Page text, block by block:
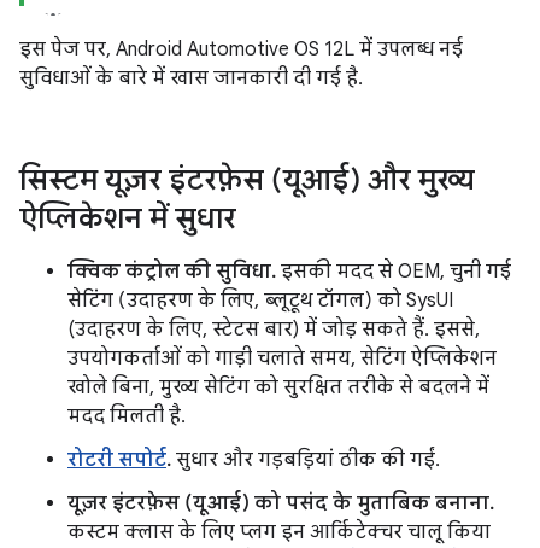
इस पेज पर, Android Automotive OS 12L में उपलब्ध नई
सुविधाओं के बारे में खास जानकारी दी गई है.
सिस्टम यूज़र इंटरफ़ेस (यूआई) और मुख्य
ऐप्लिकेशन में सुधार
क्विक कंट्रोल की सुविधा. इसकी मदद से OEM, चुनी गई
सेटिंग (उदाहरण के लिए, ब्लूटूथ टॉगल) को SysUI
(उदाहरण के लिए, स्टेटस बार) में जोड़ सकते हैं. इससे,
उपयोगकर्ताओं को गाड़ी चलाते समय, सेटिंग ऐप्लिकेशन
खोले बिना, मुख्य सेटिंग को सुरक्षित तरीके से बदलने में
मदद मिलती है.
रोटरी सपोर्ट. सुधार और गड़बड़ियां ठीक की गईं.
यूज़र इंटरफ़ेस (यूआई) को पसंद के मुताबिक बनाना.
कस्टम क्लास के लिए प्लग इन आर्किटेक्चर चालू किया